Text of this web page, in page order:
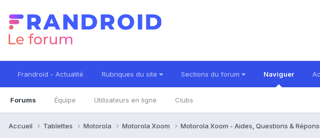
Frandroid - Actualité Rubriques du site Sections du forum Naviguer
Forums Équipe Utilisateurs en ligne Clubs
Accueil Tablettes Motorola Motorola Xoom Motorola Xoom - Aides, Questions &